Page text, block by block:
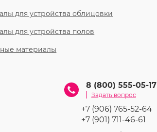
для устройства облицовки
для устройства полов
материалы
8 (800) 555-05-17
Задать вопрос
+7 (906) 765-52-64
+7 (901) 711-46-61